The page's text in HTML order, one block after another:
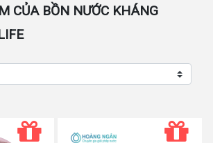
CỦA BỒN NƯỚC KHÁNG